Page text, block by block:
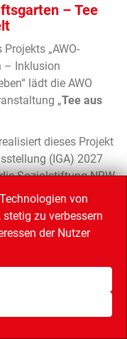
– Tee
„AWO-
– Inklusion
lädt die AWO
„Tee aus
dieses Projekt
(IGA) 2027
Sozialstiftung NRW
und
Teilhabe,
Öffentlichkeit
werden zahlreiche
Deutschland und
und Hauptamtliche,
von
zu verbessern
der Nutzer